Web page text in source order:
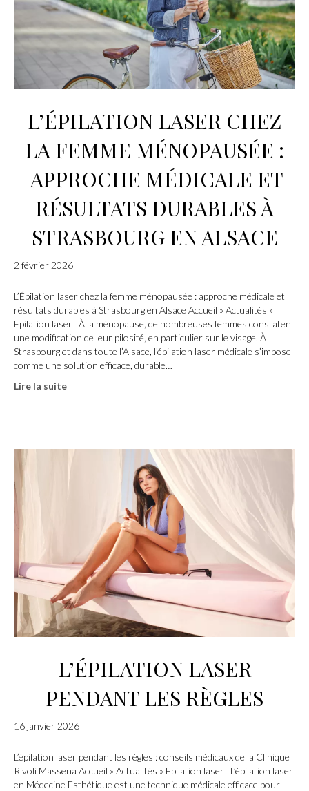
L’ÉPILATION LASER CHEZ
LA FEMME MÉNOPAUSÉE :
APPROCHE MÉDICALE ET
RÉSULTATS DURABLES À
STRASBOURG EN ALSACE
2 février 2026
L’Épilation laser chez la femme ménopausée : approche médicale et
résultats durables à Strasbourg en Alsace Accueil » Actualités »
Epilation laser À la ménopause, de nombreuses femmes constatent
une modification de leur pilosité, en particulier sur le visage. À
Strasbourg et dans toute l’Alsace, l’épilation laser médicale s’impose
comme une solution efficace, durable…
Lire la suite
L’ÉPILATION LASER
PENDANT LES RÈGLES
16 janvier 2026
L’épilation laser pendant les règles : conseils médicaux de la Clinique
Rivoli Massena Accueil » Actualités » Epilation laser L’épilation laser
en Médecine Esthétique est une technique médicale efficace pour